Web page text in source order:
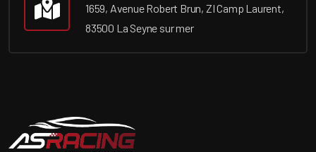
1659, Avenue Robert Brun, ZI Camp Laurent,
83500 La Seyne sur mer